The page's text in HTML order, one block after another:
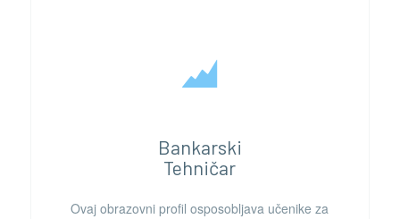
Bankarski
Tehničar
Ovaj obrazovni profil osposobljava učenike za